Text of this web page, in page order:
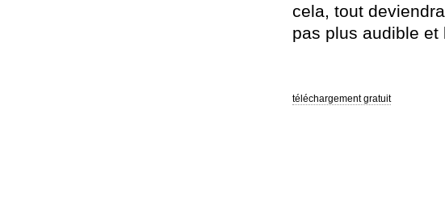
cela, tout
pas plus audible
téléchargement gratuit